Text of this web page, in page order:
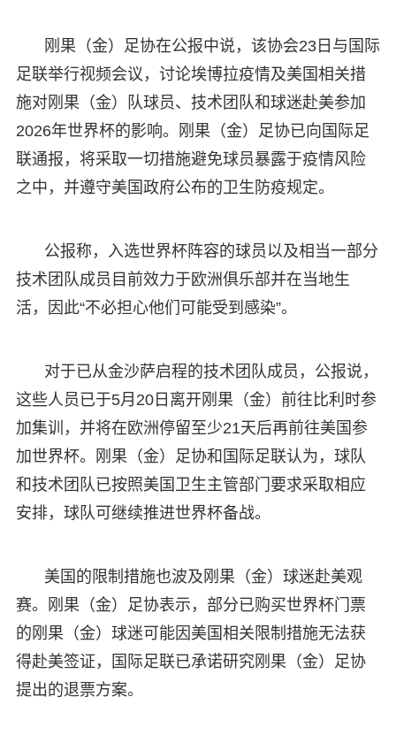
刚果（金）足协在公报中说，该协会23日与国际
足联举行视频会议，讨论埃博拉疫情及美国相关措
施对刚果（金）队球员、技术团队和球迷赴美参加
2026年世界杯的影响。刚果（金）足协已向国际足
联通报，将采取一切措施避免球员暴露于疫情风险
之中，并遵守美国政府公布的卫生防疫规定。
公报称，入选世界杯阵容的球员以及相当一部分
技术团队成员目前效力于欧洲俱乐部并在当地生
活，因此“不必担心他们可能受到感染”。
对于已从金沙萨启程的技术团队成员，公报说，
这些人员已于5月20日离开刚果（金）前往比利时参
加集训，并将在欧洲停留至少21天后再前往美国参
加世界杯。刚果（金）足协和国际足联认为，球队
和技术团队已按照美国卫生主管部门要求采取相应
安排，球队可继续推进世界杯备战。
美国的限制措施也波及刚果（金）球迷赴美观
赛。刚果（金）足协表示，部分已购买世界杯门票
的刚果（金）球迷可能因美国相关限制措施无法获
得赴美签证，国际足联已承诺研究刚果（金）足协
提出的退票方案。